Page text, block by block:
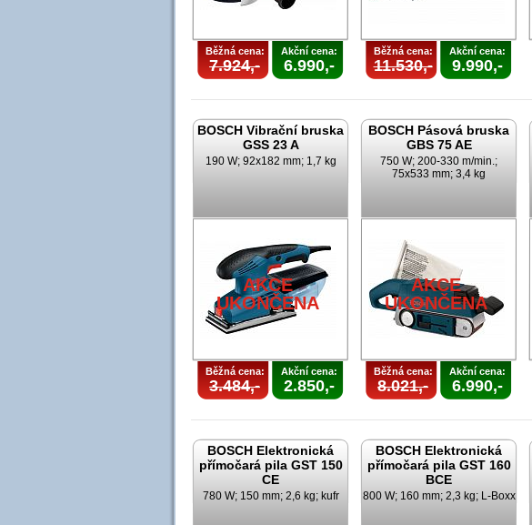
Běžná cena:
7.924,-
Akční cena:
6.990,-
Běžná cena:
11.530,-
Akční cena:
9.990,-
BOSCH Vibrační bruska
GSS 23 A
190 W; 92x182 mm; 1,7 kg
AKCE
UKONČENA
Běžná cena:
3.484,-
Akční cena:
2.850,-
BOSCH Pásová bruska
GBS 75 AE
750 W; 200-330 m/min.;
75x533 mm; 3,4 kg
AKCE
UKONČENA
Běžná cena:
8.021,-
Akční cena:
6.990,-
BOSCH Elektronická
přímočará pila GST 150
CE
780 W; 150 mm; 2,6 kg; kufr
BOSCH Elektronická
přímočará pila GST 160
BCE
800 W; 160 mm; 2,3 kg; L-Boxx